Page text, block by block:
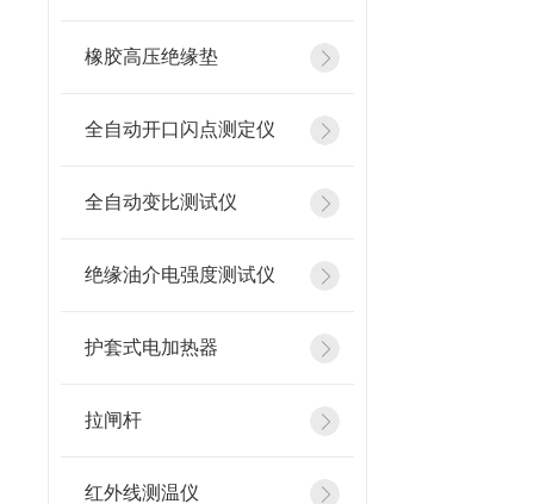
橡胶高压绝缘垫
全自动开口闪点测定仪
全自动变比测试仪
绝缘油介电强度测试仪
护套式电加热器
拉闸杆
红外线测温仪